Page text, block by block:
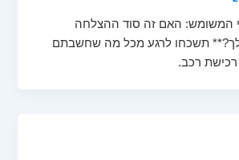
המשומש: האם זה סוד ההצלחה
תשכחו לרגע מכל מה שחשבתם
רכב.